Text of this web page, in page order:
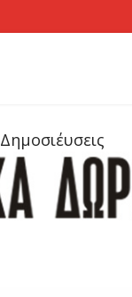
Δημοσιέυσεις